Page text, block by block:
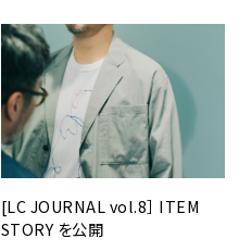
[LC JOURNAL vol.8］ ITEM
STORY を公開